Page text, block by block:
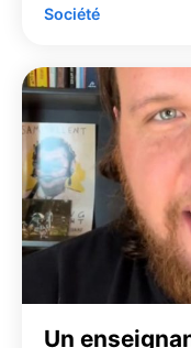
Société
Un